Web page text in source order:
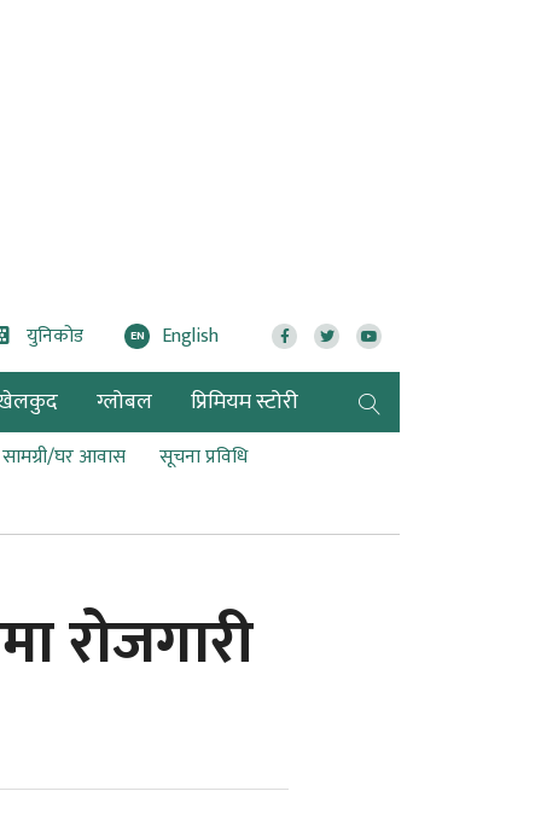
युनिकोड EN English
ग्लोबल प्रिमियम स्टोरी
सामग्री/घर आवास
सूचना प्रविधि
रोजगारी